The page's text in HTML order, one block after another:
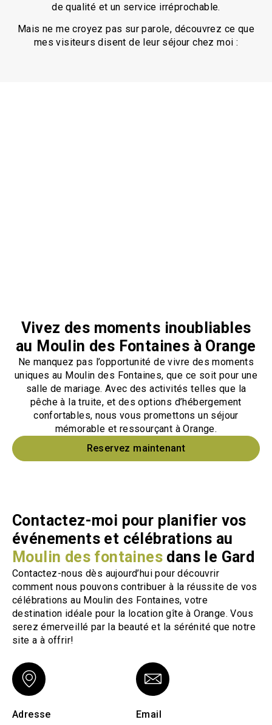
de qualité et un service irréprochable.
Mais ne me croyez pas sur parole, découvrez ce que
mes visiteurs disent de leur séjour chez moi :
Vivez des moments inoubliables
au Moulin des Fontaines à Orange
Ne manquez pas l’opportunité de vivre des moments
uniques au Moulin des Fontaines, que ce soit pour une
salle de mariage. Avec des activités telles que la
pêche à la truite, et des options d’hébergement
confortables, nous vous promettons un séjour
mémorable et ressourçant à Orange.
Reservez maintenant
Contactez-moi pour planifier vos
événements et célébrations au
Moulin des fontaines dans le Gard
Contactez-nous dès aujourd’hui pour découvrir
comment nous pouvons contribuer à la réussite de vos
célébrations au Moulin des Fontaines, votre
destination idéale pour la location gîte à Orange. Vous
serez émerveillé par la beauté et la sérénité que notre
site a à offrir!
Adresse
Email